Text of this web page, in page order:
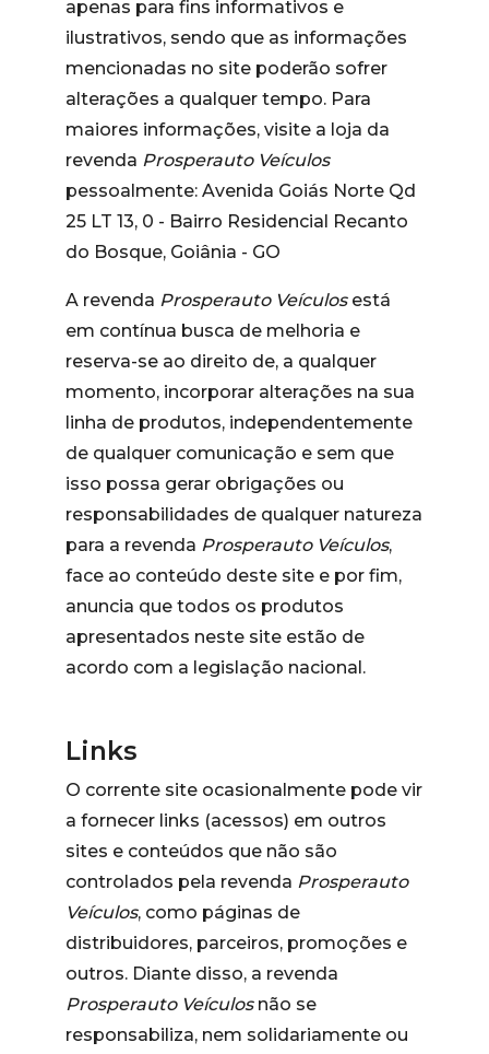
apenas para fins informativos e
ilustrativos, sendo que as informações
mencionadas no site poderão sofrer
alterações a qualquer tempo. Para
maiores informações, visite a loja da
revenda Prosperauto Veículos
pessoalmente: Avenida Goiás Norte Qd
25 LT 13, 0 - Bairro Residencial Recanto
do Bosque, Goiânia - GO
A revenda Prosperauto Veículosestá
em contínua busca de melhoria e
reserva-se ao direito de, a qualquer
momento, incorporar alterações na sua
linha de produtos, independentemente
de qualquer comunicação e sem que
isso possa gerar obrigações ou
responsabilidades de qualquer natureza
para a revenda Prosperauto Veículos,
face ao conteúdo deste site e por fim,
anuncia que todos os produtos
apresentados neste site estão de
acordo com a legislação nacional.
Links
O corrente site ocasionalmente pode vir
a fornecer links (acessos) em outros
sites e conteúdos que não são
controlados pela revenda Prosperauto
Veículos, como páginas de
distribuidores, parceiros, promoções e
outros. Diante disso, a revenda
Prosperauto Veículosnão se
responsabiliza, nem solidariamente ou